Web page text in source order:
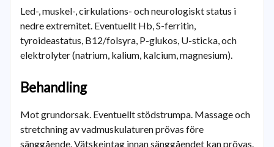
Led-, muskel-, cirkulations- och neurologiskt status i
nedre extremitet. Eventuellt Hb, S-ferritin,
tyroideastatus, B12/folsyra, P-glukos, U-sticka, och
elektrolyter (natrium, kalium, kalcium, magnesium).
Behandling
Mot grundorsak. Eventuellt stödstrumpa. Massage och
stretchning av vadmuskulaturen prövas före
sänggående. Vätskeintag innan sänggåendet kan prövas.